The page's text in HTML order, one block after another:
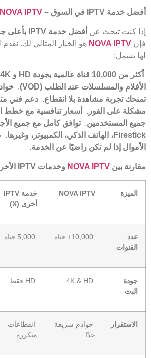
أفضل خدمة في السوق –
NOVA IPTV
إذا كنت تبحث عن أفضل خدمة بأعلى
فإن NOVA IPTV هو الخيار المثالي لك.
لها تشمل:
أكثر من 10,000 قناة عالمية بجودة و 4 K
الأفلام والمسلسلات عند الطلب (VOD)
.
تمنحك تجربة مشاهدة بلا انقطاع.
مشكلة على الفور .
أسعار تنافسية مع خطط
جميع المستخدمين.توافق كامل مع جميع
Firestick، الهاتف الذكي، الكمبيوتر، وغيرها.
الأموال إذا لم تكن راضيًا عن الخدمة.
مقارنة بين NOVA IPTV وخدمات
الميزة NOVA IPTV خدمة
أخرى (X)
عدد
القنوات
جودة
البث
الاستقرار
خوادم سريعة
جدًا
انقطاعات
متكررة